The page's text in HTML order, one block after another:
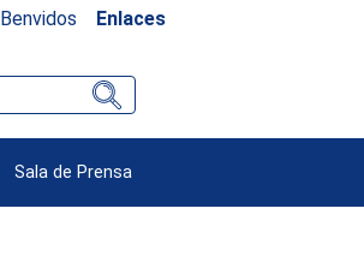
Benvidos Enlaces
Sala de Prensa